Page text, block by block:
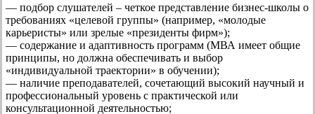
— подбор слушателей – четкое представление бизнес-школы о
требованиях «целевой группы» (например, «молодые
карьеристы» или зрелые «президенты фирм»);
— содержание и адаптивность программ (МВА имеет общие
принципы, но должна обеспечивать и выбор
«индивидуальной траектории» в обучении);
— наличие преподавателей, сочетающий высокий научный и
профессиональный уровень с практической или
консультационной деятельностью;